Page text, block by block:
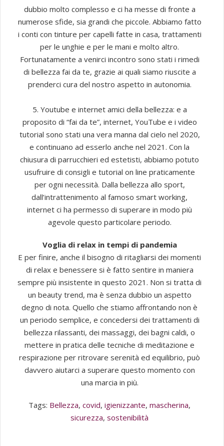
dubbio molto complesso e ci ha messe di fronte a
numerose sfide, sia grandi che piccole. Abbiamo fatto
i conti con tinture per capelli fatte in casa, trattamenti
per le unghie e per le mani e molto altro.
Fortunatamente a venirci incontro sono stati i rimedi
di bellezza fai da te, grazie ai quali siamo riuscite a
prenderci cura del nostro aspetto in autonomia.
5. Youtube e internet amici della bellezza: e a
proposito di “fai da te”, internet, YouTube e i video
tutorial sono stati una vera manna dal cielo nel 2020,
e continuano ad esserlo anche nel 2021. Con la
chiusura di parrucchieri ed estetisti, abbiamo potuto
usufruire di consigli e tutorial on line praticamente
per ogni necessità. Dalla bellezza allo sport,
dall’intrattenimento al famoso smart working,
internet ci ha permesso di superare in modo più
agevole questo particolare periodo.
Voglia di relax in tempi di pandemia
E per finire, anche il bisogno di ritagliarsi dei momenti
di relax e benessere si è fatto sentire in maniera
sempre più insistente in questo 2021. Non si tratta di
un beauty trend, ma è senza dubbio un aspetto
degno di nota. Quello che stiamo affrontando non è
un periodo semplice, e concedersi dei trattamenti di
bellezza rilassanti, dei massaggi, dei bagni caldi, o
mettere in pratica delle tecniche di meditazione e
respirazione per ritrovare serenità ed equilibrio, può
davvero aiutarci a superare questo momento con
una marcia in più.
Tags: Bellezza, covid, igienizzante, mascherina,
sicurezza, sostenibilità